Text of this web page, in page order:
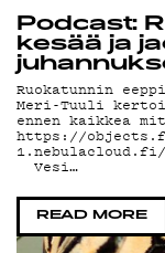
G
Podcast:
kesää ja
Ruokatunnin
Meri-Tuuli
ennen kaikkea
https://
1.nebulacloud.fi/
Vesi…
READ MORE